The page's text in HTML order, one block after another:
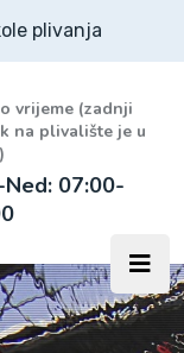
plivanja
vrijeme (zadnji
na plivalište je u
Ned: 07:00-